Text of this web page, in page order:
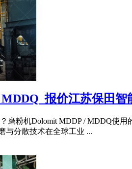
报价江苏保田智
磨粉机Dolomit MDDP / MDDQ使
与分散技术在全球工业 ...